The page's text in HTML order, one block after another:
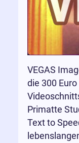
VEGAS
die 300
Primatte
Text to